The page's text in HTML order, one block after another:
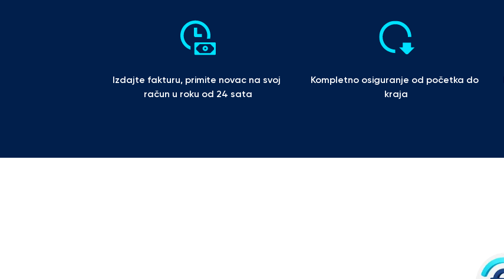
Izdajte fakturu, primite novac na svoj
račun u roku od 24 sata
Kompletno osiguranje od početka do
kraja